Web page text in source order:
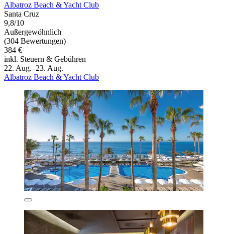
Albatroz Beach & Yacht Club
Santa Cruz
9,8/10
Außergewöhnlich
(304 Bewertungen)
384 €
inkl. Steuern & Gebühren
22. Aug.–23. Aug.
Albatroz Beach & Yacht Club